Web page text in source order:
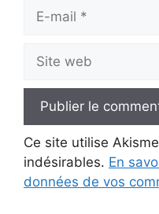
mail
web
Ce site utilise
indésirables. En
données de vos